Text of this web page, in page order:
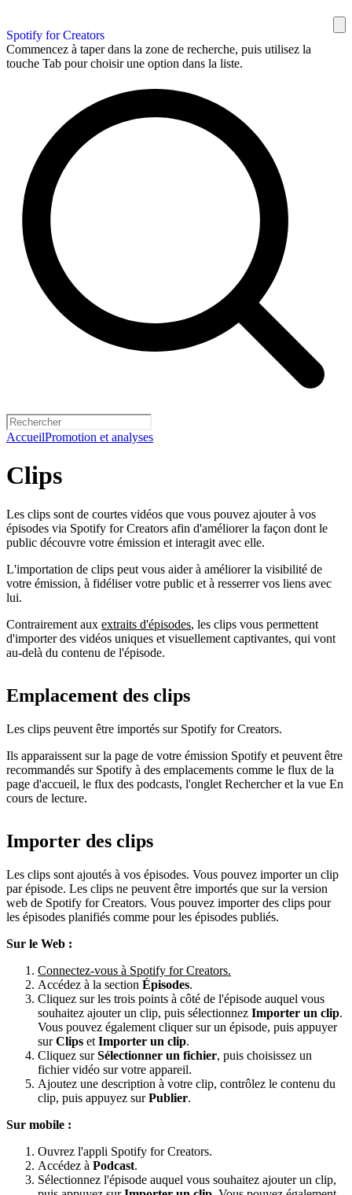
Spotify for Creators
Commencez à taper dans la zone de recherche, puis utilisez la
touche Tab pour choisir une option dans la liste.
AccueilPromotion et analyses
Clips
Les clips sont de courtes vidéos que vous pouvez ajouter à vos
épisodes via Spotify for Creators afin d'améliorer la façon dont le
public découvre votre émission et interagit avec elle.
L'importation de clips peut vous aider à améliorer la visibilité de
votre émission, à fidéliser votre public et à resserrer vos liens avec
lui.
Contrairement aux extraits d'épisodes, les clips vous permettent
d'importer des vidéos uniques et visuellement captivantes, qui vont
au-delà du contenu de l'épisode.
Emplacement des clips
Les clips peuvent être importés sur Spotify for Creators.
Ils apparaissent sur la page de votre émission Spotify et peuvent être
recommandés sur Spotify à des emplacements comme le flux de la
page d'accueil, le flux des podcasts, l'onglet Rechercher et la vue En
cours de lecture.
Importer des clips
Les clips sont ajoutés à vos épisodes. Vous pouvez importer un clip
par épisode. Les clips ne peuvent être importés que sur la version
web de Spotify for Creators. Vous pouvez importer des clips pour
les épisodes planifiés comme pour les épisodes publiés.
Sur le Web :
Connectez-vous à Spotify for Creators.
Accédez à la section Épisodes.
Cliquez sur les trois points à côté de l'épisode auquel vous
souhaitez ajouter un clip, puis sélectionnez Importer un clip.
Vous pouvez également cliquer sur un épisode, puis appuyer
surClips et Importer un clip.
Cliquez surSélectionner un fichier, puis choisissez un
fichier vidéo sur votre appareil.
Ajoutez une description à votre clip, contrôlez le contenu du
clip, puis appuyez surPublier.
Sur mobile :
Ouvrez l'appli Spotify for Creators.
Accédez à Podcast.
Sélectionnez l'épisode auquel vous souhaitez ajouter un clip,